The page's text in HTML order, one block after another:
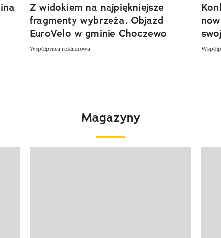
Z widokiem na najpiękniejsze
fragmenty wybrzeża. Objazd
EuroVelo w gminie Choczewo
Współpraca reklamowa
Magazyny